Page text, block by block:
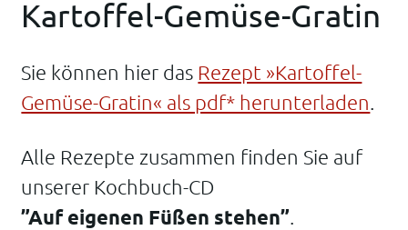
Kartoffel-Gemüse-Gratin
Sie können hier das Rezept »Kartoffel-
Gemüse-Gratin« als pdf* herunterladen.
Alle Rezepte zusammen finden Sie auf
unserer Kochbuch-CD
”Auf eigenen Füßen stehen”.